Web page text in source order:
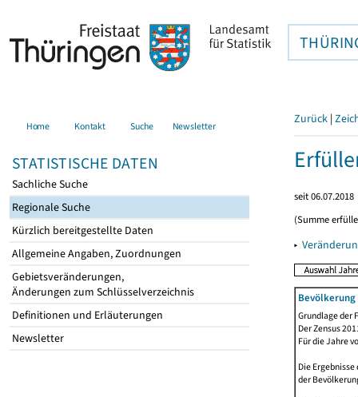
Home Kontakt Suche Newsletter
STATISTISCHE DATEN
Sachliche Suche
Regionale Suche
Kürzlich bereitgestellte Daten
Allgemeine Angaben, Zuordnungen
Gebietsveränderungen,
Änderungen zum Schlüsselverzeichnis
Definitionen und Erläuterungen
Newsletter
Zurück |
seit 06.07.2018
(Summe
▸
Grundlage der
Der Zensus
Für die Jahre
Die
der